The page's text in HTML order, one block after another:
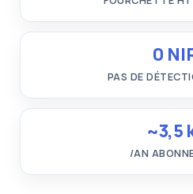
0
PAS DE
~3,5
/AN